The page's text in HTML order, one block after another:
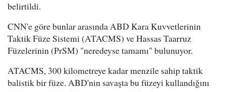
belirtildi.
CNN'e göre bunlar arasında ABD Kara Kuvvetlerinin
Taktik Füze Sistemi (ATACMS) ve Hassas Taarruz
Füzelerinin (PrSM) "neredeyse tamamı" bulunuyor.
ATACMS, 300 kilometreye kadar menzile sahip taktik
balistik bir füze. ABD'nin savaşta bu füzeyi kullandığını